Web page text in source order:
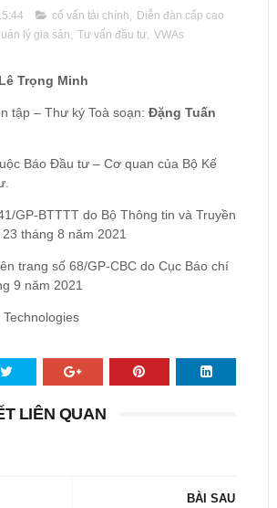
cố vấn tài chính
Diễn đàn cấp cao
lý gia sản Tư vấn đầu tư, VWAs
Lê Trọng Minh
tập – Thư ký Toà soạn: Đặng Tuấn
Báo Đầu tư – Cơ quan của Bộ Kế
GP-BTTTT do Bộ Thông tin và Truyền
tháng 8 năm 2021
trang số 68/GP-CBC do Cục Báo chí
9 năm 2021
LIÊN QUAN
BÀI SAU